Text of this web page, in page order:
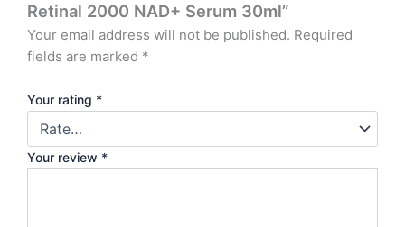
Retinal 2000 NAD+ Serum 30ml”
Your email address will not be published. Required
fields are marked *
Your rating *
Your review *